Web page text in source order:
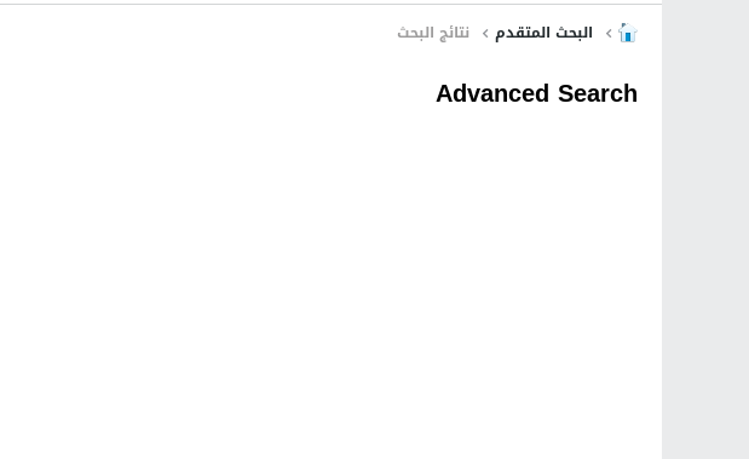
البحث المتقدم
نتائج البحث
Advanced Search